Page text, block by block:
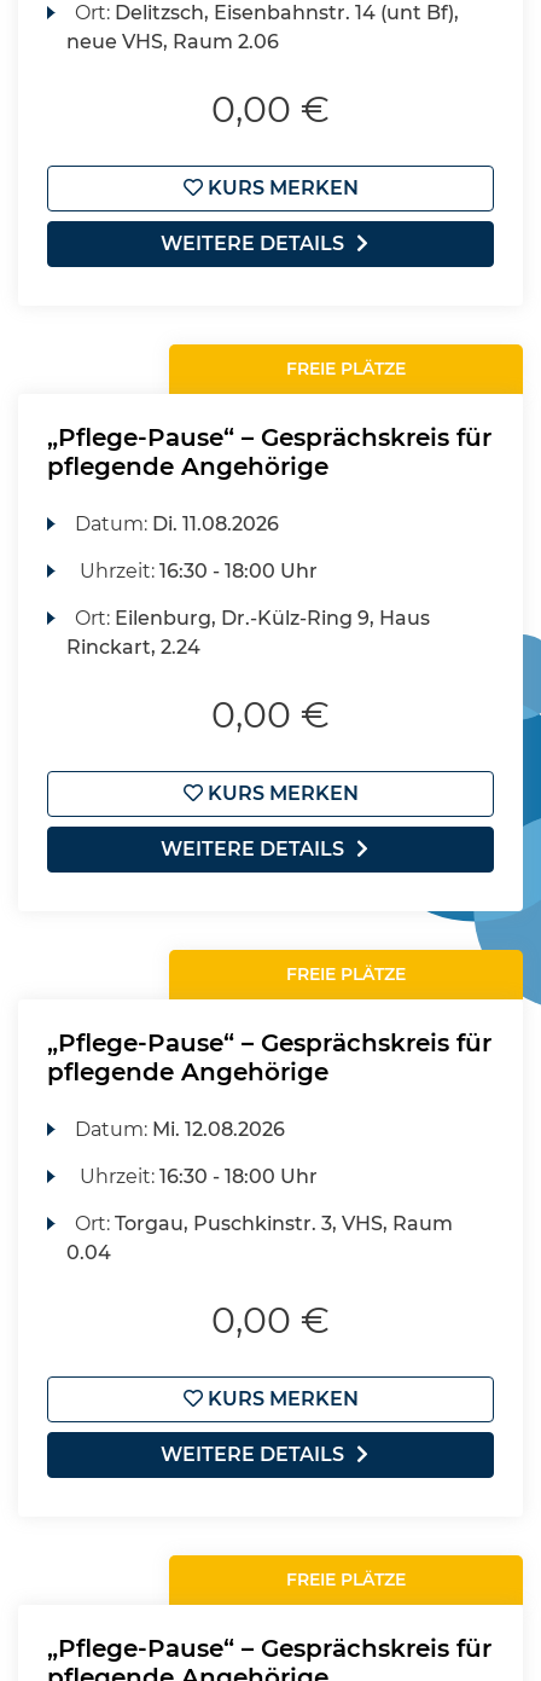
Ort: Delitzsch, Eisenbahnstr. 14 (unt Bf),
neue VHS, Raum 2.06
0,00 €
KURS MERKEN
WEITERE DETAILS
FREIE PLÄTZE
„Pflege-Pause“ – Gesprächskreis für
pflegende Angehörige
Datum: Di. 11.08.2026
Uhrzeit:16:30 - 18:00 Uhr
Ort: Eilenburg, Dr.-Külz-Ring 9, Haus
Rinckart, 2.24
0,00 €
KURS MERKEN
WEITERE DETAILS
FREIE PLÄTZE
„Pflege-Pause“ – Gesprächskreis für
pflegende Angehörige
Datum: Mi. 12.08.2026
Uhrzeit:16:30 - 18:00 Uhr
Ort:Torgau, Puschkinstr. 3, VHS, Raum
0.04
0,00 €
KURS MERKEN
WEITERE DETAILS
FREIE PLÄTZE
„Pflege-Pause“ – Gesprächskreis für